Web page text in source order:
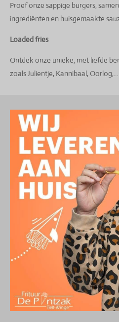
Proef onze sappige burgers,
ingrediënten en huisgemaakte
Loaded fries
Ontdek onze unieke, met liefde
zoals Julientje, Kannibaal, Oorlog,...